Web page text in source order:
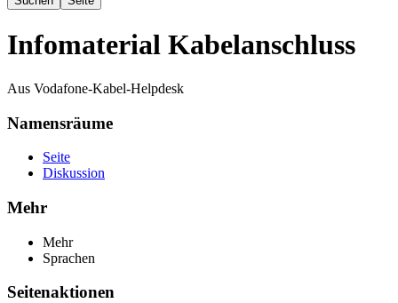
Infomaterial Kabelanschluss
Aus Vodafone-Kabel-Helpdesk
Namensräume
Seite
Diskussion
Mehr
Mehr
Sprachen
Seitenaktionen